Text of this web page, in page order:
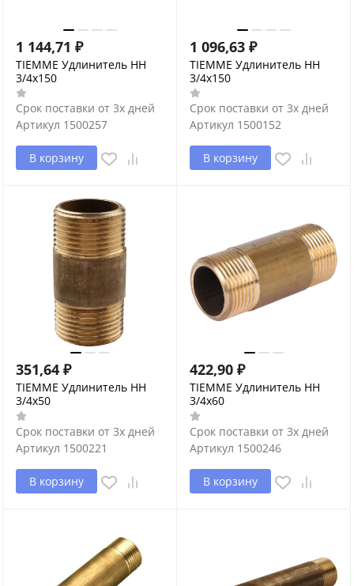
1 144,71 ₽
TIEMME Удлинитель НН
3/4х150
Срок поставки от 3х дней
Артикул 1500257
В корзину
1 096,63 ₽
TIEMME Удлинитель НН
3/4х150
Срок поставки от 3х дней
Артикул 1500152
В корзину
351,64 ₽
TIEMME Удлинитель НН
3/4х50
Срок поставки от 3х дней
Артикул 1500221
В корзину
422,90 ₽
TIEMME Удлинитель НН
3/4х60
Срок поставки от 3х дней
Артикул 1500246
В корзину